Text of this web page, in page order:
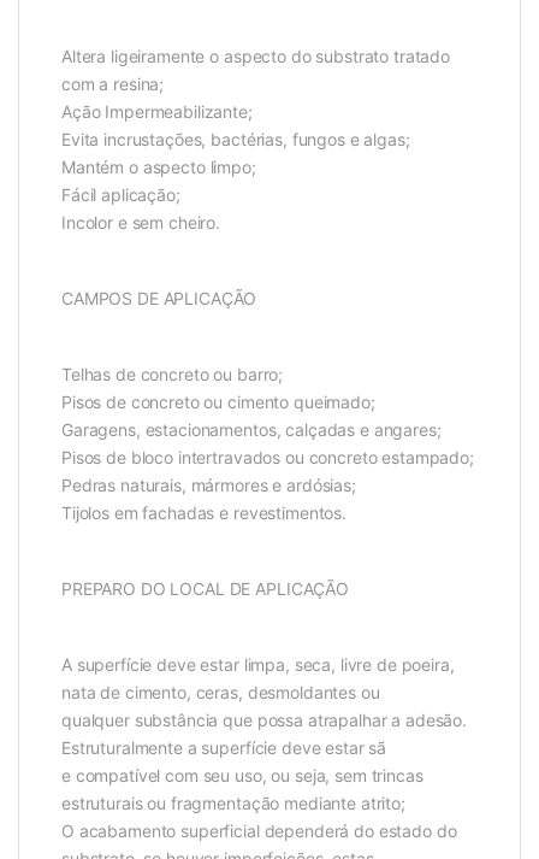
Altera ligeiramente o aspecto do substrato tratado
com a resina;
Ação Impermeabilizante;
Evita incrustações, bactérias, fungos e algas;
Mantém o aspecto limpo;
Fácil aplicação;
Incolor e sem cheiro.
CAMPOS DE APLICAÇÃO
Telhas de concreto ou barro;
Pisos de concreto ou cimento queimado;
Garagens, estacionamentos, calçadas e angares;
Pisos de bloco intertravados ou concreto estampado;
Pedras naturais, mármores e ardósias;
Tijolos em fachadas e revestimentos.
PREPARO DO LOCAL DE APLICAÇÃO
A superfície deve estar limpa, seca, livre de poeira,
nata de cimento, ceras, desmoldantes ou
qualquer substância que possa atrapalhar a adesão.
Estruturalmente a superfície deve estar sã
e compatível com seu uso, ou seja, sem trincas
estruturais ou fragmentação mediante atrito;
O acabamento superficial dependerá do estado do